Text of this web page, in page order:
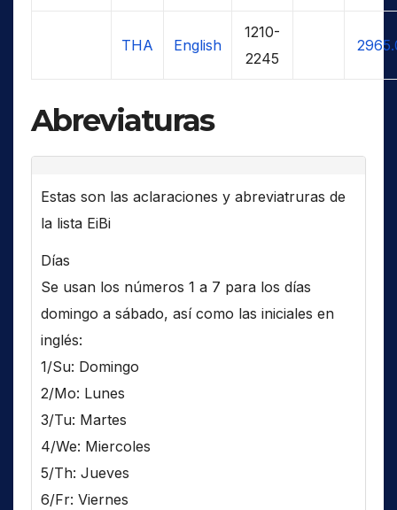
THA English
1210-
2245
Abreviaturas
Estas son las aclaraciones y abreviatruras de
la lista EiBi
Días
Se usan los números 1 a 7 para los días
domingo a sábado, así como las iniciales en
inglés:
1/Su: Domingo
2/Mo: Lunes
3/Tu: Martes
4/We: Miercoles
5/Th: Jueves
6/Fr: Viernes